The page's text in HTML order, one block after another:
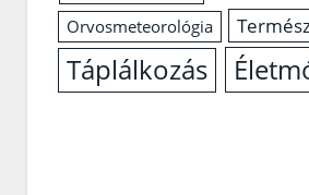
Orvosmeteorológia
Táplálkozás